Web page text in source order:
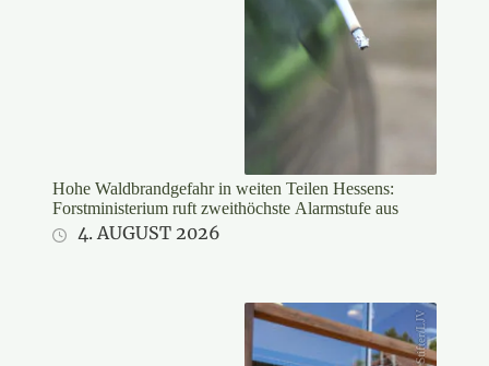
Hohe Waldbrandgefahr in weiten Teilen Hessens:
Forstministerium ruft zweithöchste Alarmstufe aus
4. AUGUST 2026
Stifter/LJV